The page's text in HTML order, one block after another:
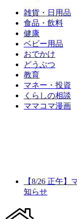
雑貨・日用品
食品・飲料
健康
ベビー用品
おでかけ
どうぶつ
教育
マネー・投資
くらしの相談
ママコマ漫画
【8/26 正午】
知らせ